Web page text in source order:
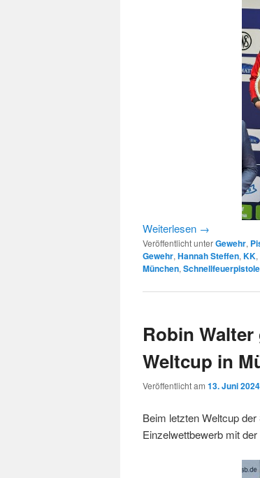
Weiterlesen →
Veröffentlicht unterGewehr,
Gewehr, Hannah Steffen, KK,
München, Schnellfeuerpistole
Robin
Weltcup in
Veröffentlicht am 13. Juni 2024
Beim letzten Weltcup
Einzelwettbewerb mit